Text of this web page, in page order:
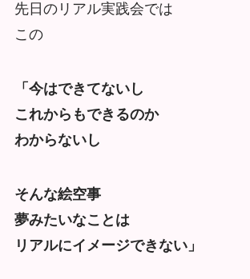
先日のリアル実践会では
この
「今はできてないし
これからもできるのか
わからないし
そんな絵空事
夢みたいなことは
リアルにイメージできない」